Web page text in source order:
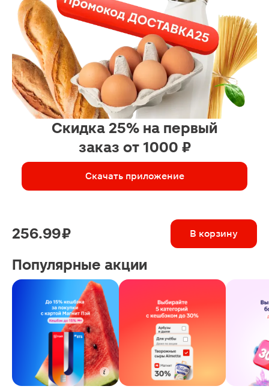
Скидка 25% на первый
заказ от 1000 ₽
Скачать приложение
256.99 ₽ В корзину
Популярные акции